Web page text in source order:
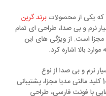
برند گرین
نرم و بی صدا، طراحی ای تمام
مولتی مدیا مجزا است. از ویژگی های این
بالا اشاره کرد.
نرم و بی صدا از نوع
Membrane دارد، هم چنین دارای 10 کلید مالتی مدیا مجزا، پشتیبانی
با فونت فارسی، طراحی